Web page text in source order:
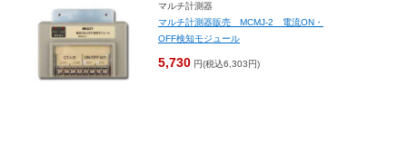
マルチ計測器
マルチ計測器販売 MCMJ-2 電流ON・
OFF検知モジュール
5,730 円(税込6,303円)